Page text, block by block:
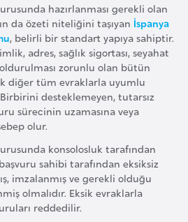
hazırlanması gerekli olan
da özeti niteliğini taşıyan İspanya
, belirli bir standart yapıya sahiptir.
adres, sağlık sigortası, seyahat
zorunlu olan bütün
diğer tüm evraklarla uyumlu
desteklemeyen, tutarsız
sürecinin uzamasına veya
olur.
konsolosluk tarafından
sahibi tarafından eksiksiz
imzalanmış ve gerekli olduğu
olmalıdır. Eksik evraklarla
reddedilir.